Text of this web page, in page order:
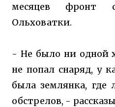
месяцев фронт
Ольховатки.
- Не было ни одной
не попал снаряд, у
была землянка, где
обстрелов, -